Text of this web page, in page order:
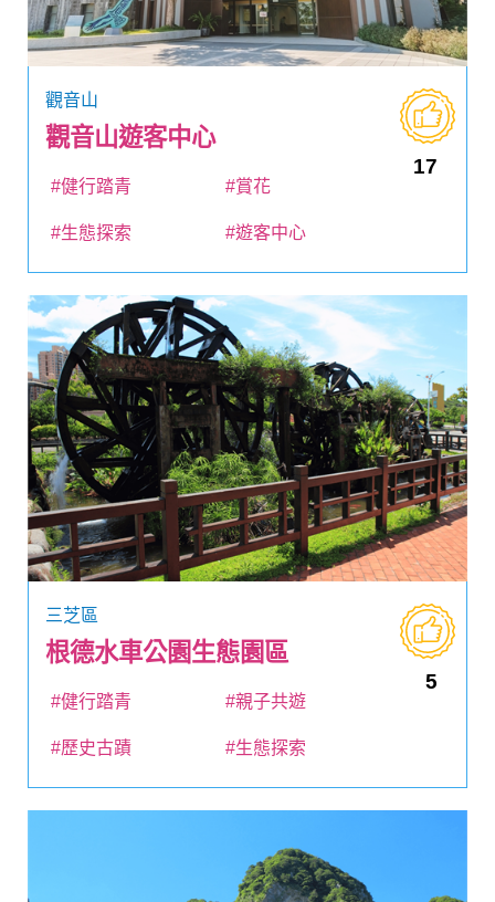
觀音山
觀音山遊客中心
17
#健行踏青 #賞花
#生態探索 #遊客中心
三芝區
根德水車公園生態園區
5
#健行踏青 #親子共遊
#歷史古蹟 #生態探索